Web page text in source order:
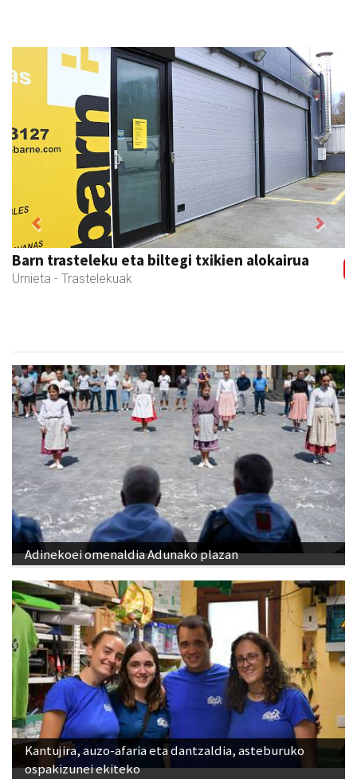
Magale Ikastetxea
Urnieta - Hezkuntza
Previous Next
Adinekoei omenaldia Adunako plazan
Kantujira, auzo-afaria eta dantzaldia, asteburuko
ospakizunei ekiteko